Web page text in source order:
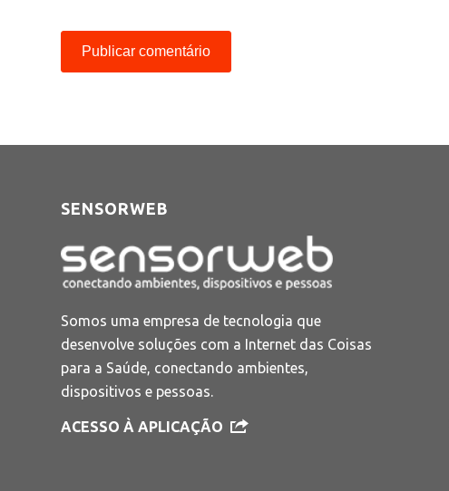
SENSORWEB
Somos uma empresa de tecnologia que
desenvolve soluções com a Internet das Coisas
para a Saúde, conectando ambientes,
dispositivos e pessoas.
ACESSO À APLICAÇÃO